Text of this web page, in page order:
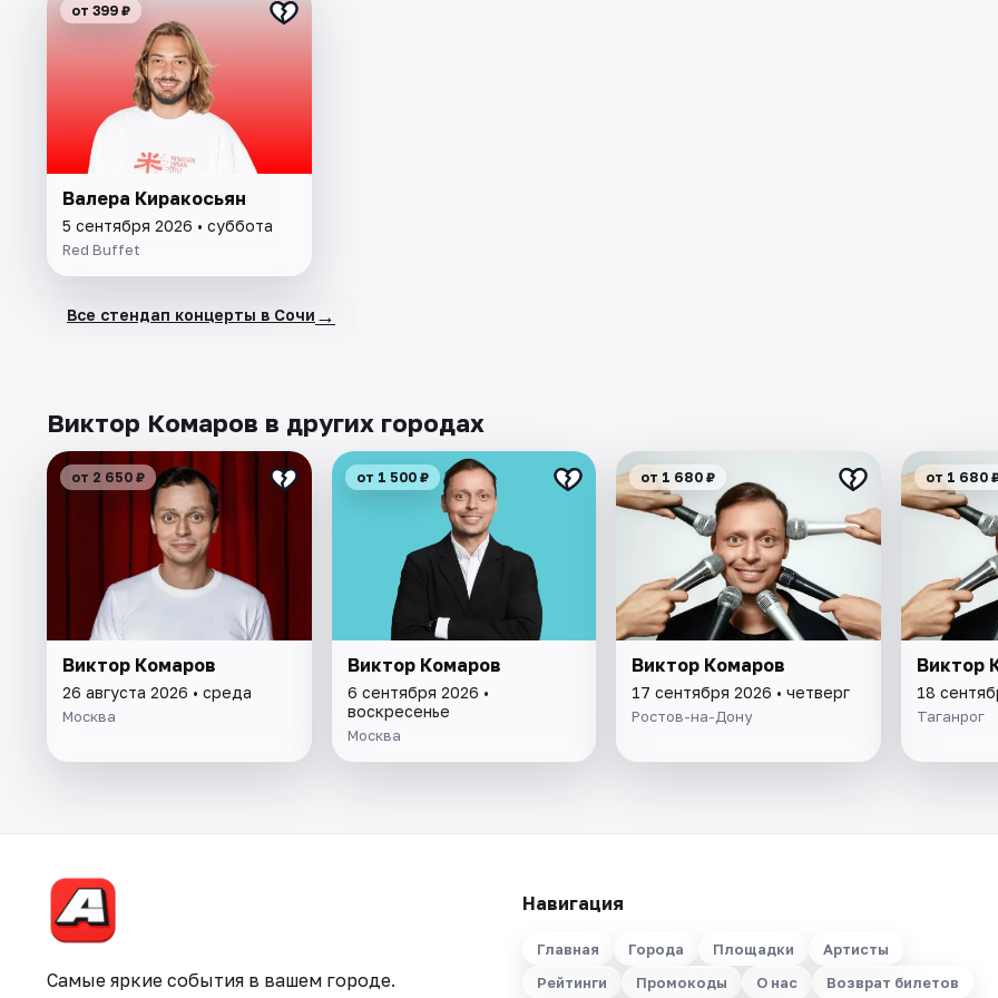
от 399 ₽
Валера Киракосьян
5 сентября 2026 • суббота
Red Buffet
Все стендап концерты в Сочи →
Виктор Комаров в других городах
от 2 650 ₽
Виктор Комаров
26 августа 2026 • среда
Москва
от 1 500 ₽
Виктор Комаров
6 сентября 2026 •
воскресенье
Москва
от 1 680 ₽
Виктор Комаров
17 сентября 2026 • четверг
Ростов-на-Дону
от 1 680
Виктор
18
Таганрог
Самые яркие события в вашем городе.
Навигация
Главная Города Площадки
Артисты
Рейтинги
Промокоды О нас Возврат билетов